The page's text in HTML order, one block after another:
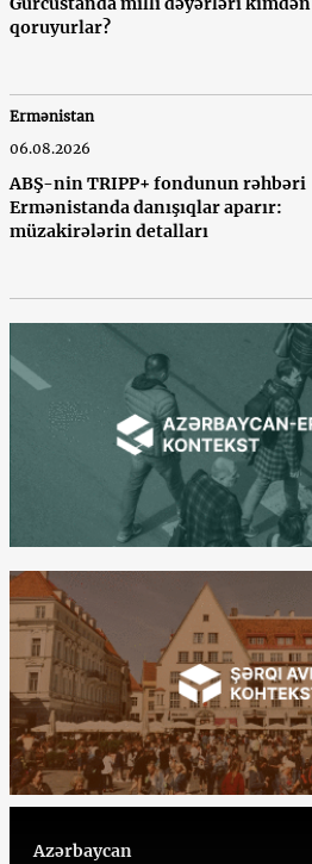
qoruyurlar?
Ermənistan
06.08.2026
ABŞ-nin TRIPP+ fondunun rəhbəri
Ermənistanda danışıqlar aparır:
müzakirələrin detalları
Azərbaycan